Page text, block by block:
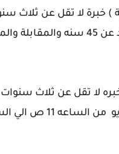
) خبرة لا تقل عن
1 ظ
لا تقل عن ثلاث